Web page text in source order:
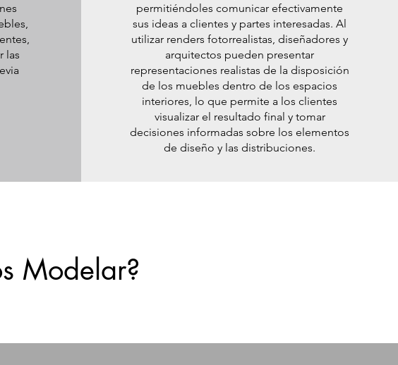
las
permitiéndoles comunicar efectivamente
sus ideas a clientes y partes interesadas. Al
utilizar renders fotorrealistas, diseñadores y
arquitectos pueden presentar
representaciones realistas de la disposición
de los muebles dentro de los espacios
interiores, lo que permite a los clientes
visualizar el resultado final y tomar
decisiones informadas sobre los elementos
de diseño y las distribuciones.
Modelar?